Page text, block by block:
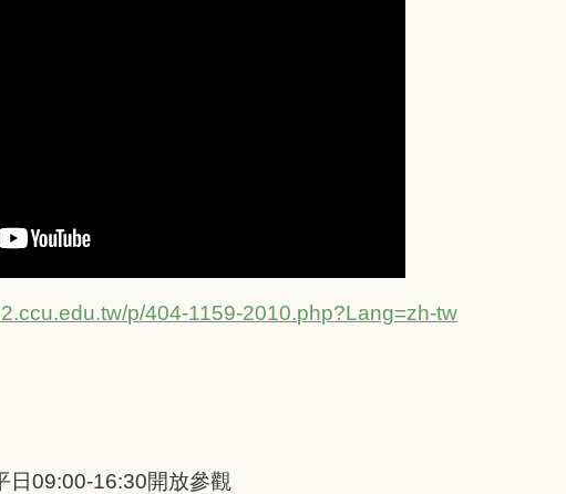
p/404-1159-2010.php?Lang=zh-tw
日09:00-16:30開放參觀